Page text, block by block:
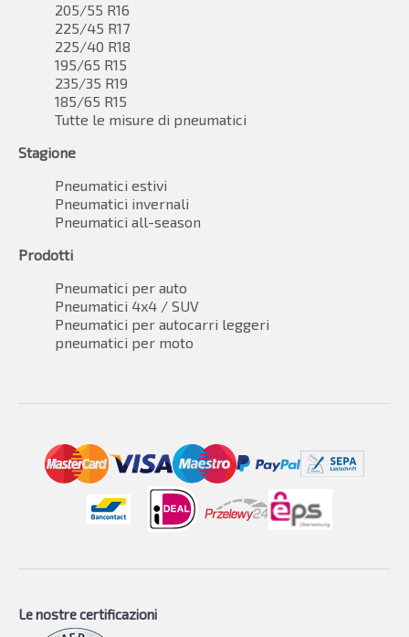
205/55 R16
225/45 R17
225/40 R18
195/65 R15
235/35 R19
185/65 R15
Tutte le misure di pneumatici
Stagione
Pneumatici estivi
Pneumatici invernali
Pneumatici all-season
Prodotti
Pneumatici per auto
Pneumatici 4x4 / SUV
Pneumatici per autocarri leggeri
pneumatici per moto
Le nostre certificazioni